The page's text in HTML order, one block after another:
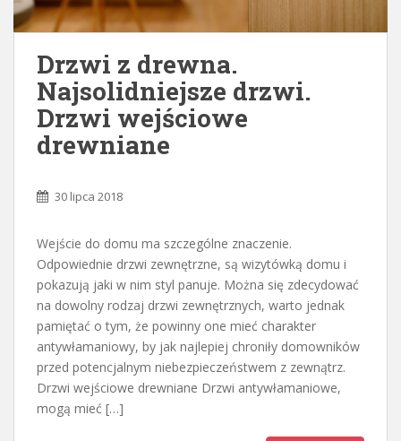
Drzwi z drewna.
Najsolidniejsze drzwi.
Drzwi wejściowe
drewniane
30 lipca 2018
Wejście do domu ma szczególne znaczenie.
Odpowiednie drzwi zewnętrzne, są wizytówką domu i
pokazują jaki w nim styl panuje. Można się zdecydować
na dowolny rodzaj drzwi zewnętrznych, warto jednak
pamiętać o tym, że powinny one mieć charakter
antywłamaniowy, by jak najlepiej chroniły domowników
przed potencjalnym niebezpieczeństwem z zewnątrz.
Drzwi wejściowe drewniane Drzwi antywłamaniowe,
mogą mieć […]